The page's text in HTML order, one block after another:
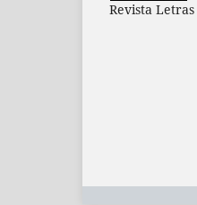
Revista Letras